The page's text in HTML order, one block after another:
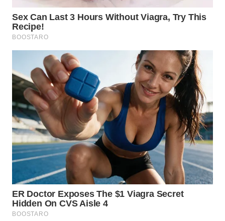
NIAS
WN
WN
TAPANULI
SELATAN
WN
TANJUNG
LESUNG
KARO
WN
SIMALUNGUN